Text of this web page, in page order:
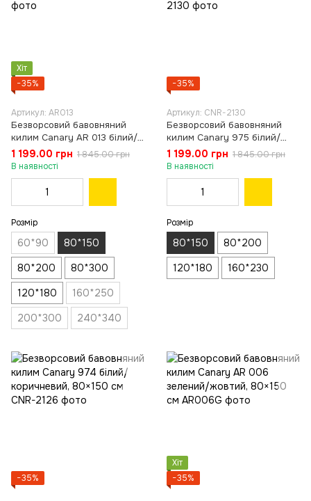
Хіт
−35%
Артикул: AR013
Безворсовий бавовняний
килим Canary AR 013 білий/
чорний, 80×150 см
1 199.00 грн 1 845.00 грн
В наявності
Розмір
60*90
80*150
80*200
80*300
120*180
160*250
200*300
240*340
−35%
Артикул: CNR-2130
Безворсовий бавовняний
килим Canary 975 білий/
зелений, 80×150 см
1 199.00 грн 1 845.00 грн
В наявності
Розмір
80*150
80*200
120*180
160*230
−35%
Хіт
−35%